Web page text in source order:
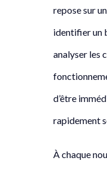
repose sur
identifier un
analyser les
d’être
rapidement
À chaque